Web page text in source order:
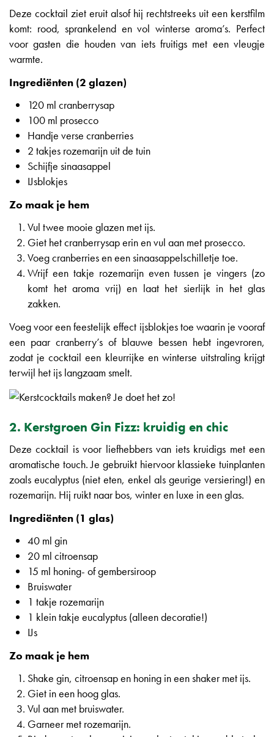
Deze cocktail ziet eruit alsof hij rechtstreeks uit een kerstfilm
komt: rood, sprankelend en vol winterse aroma’s. Perfect
voor gasten die houden van iets fruitigs met een vleugje
warmte.
Ingrediënten (2 glazen)
120 ml cranberrysap
100 ml prosecco
Handje verse cranberries
2 takjes rozemarijn uit de tuin
Schijfje sinaasappel
IJsblokjes
Zo maak je hem
Vul twee mooie glazen met ijs.
Giet het cranberrysap erin en vul aan met prosecco.
Voeg cranberries en een sinaasappelschilletje toe.
Wrijf een takje rozemarijn even tussen je vingers (zo
komt het aroma vrij) en laat het sierlijk in het glas
zakken.
Voeg voor een feestelijk effect ijsblokjes toe waarin je vooraf
een paar cranberry’s of blauwe bessen hebt ingevroren,
zodat je cocktail een kleurrijke en winterse uitstraling krijgt
terwijl het ijs langzaam smelt.
2. Kerstgroen Gin Fizz: kruidig en chic
Deze cocktail is voor liefhebbers van iets kruidigs met een
aromatische touch. Je gebruikt hiervoor klassieke tuinplanten
zoals eucalyptus (niet eten, enkel als geurige versiering!) en
rozemarijn. Hij ruikt naar bos, winter en luxe in een glas.
Ingrediënten (1 glas)
40 ml gin
20 ml citroensap
15 ml honing- of gembersiroop
Bruiswater
1 takje rozemarijn
1 klein takje eucalyptus (alleen decoratie!)
IJs
Zo maak je hem
Shake gin, citroensap en honing in een shaker met ijs.
Giet in een hoog glas.
Vul aan met bruiswater.
Garneer met rozemarijn.